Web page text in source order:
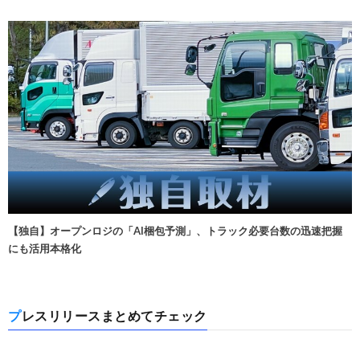
【独自】オープンロジの「AI梱包予測」、トラック必要台数の迅速把握
にも活用本格化
プレスリリースまとめてチェック